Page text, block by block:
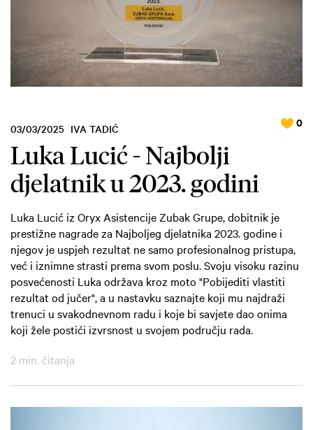
03/03/2025 IVA TADIĆ
Luka Lucić - Najbolji
djelatnik u 2023. godini
0
Luka Lucić iz Oryx Asistencije Zubak Grupe, dobitnik je
prestižne nagrade za Najboljeg djelatnika 2023. godine i
njegov je uspjeh rezultat ne samo profesionalnog pristupa,
već i iznimne strasti prema svom poslu. Svoju visoku razinu
posvećenosti Luka održava kroz moto "Pobijediti vlastiti
rezultat od jučer", a u nastavku saznajte koji mu najdraži
trenuci u svakodnevnom radu i koje bi savjete dao onima
koji žele postići izvrsnost u svojem području rada.
2 min. čitanja